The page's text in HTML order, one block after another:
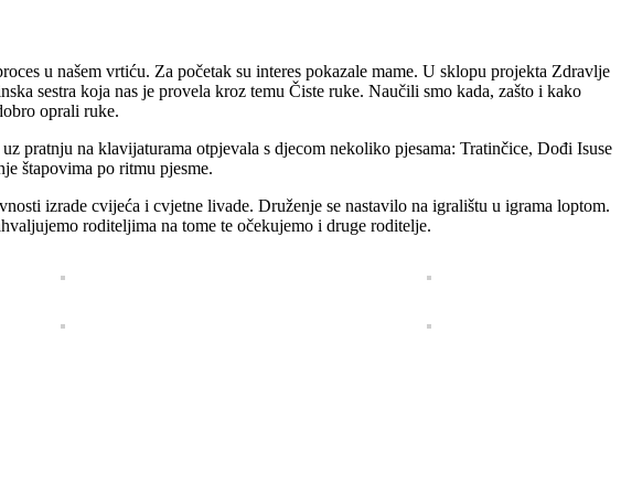
u našem vrtiću. Za početak su interes pokazale mame. U sklopu projekta Zdravlje
sestra koja nas je provela kroz temu Čiste ruke. Naučili smo kada, zašto i kako
oprali ruke.
pratnju na klavijaturama otpjevala s djecom nekoliko pjesama: Tratinčice, Dođi Isuse
štapovima po ritmu pjesme.
izrade cvijeća i cvjetne livade. Druženje se nastavilo na igralištu u igrama loptom.
roditeljima na tome te očekujemo i druge roditelje.